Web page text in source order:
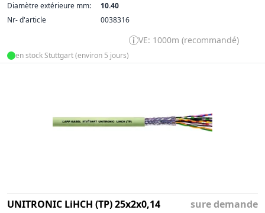
Diamètre extérieure mm:
10.40
Nr- d'article
0038316
VE: 1000m (recommandé)
en stock Stuttgart (environ 5 jours)
UNITRONIC LiHCH (TP) 25x2x0,14
sure demande